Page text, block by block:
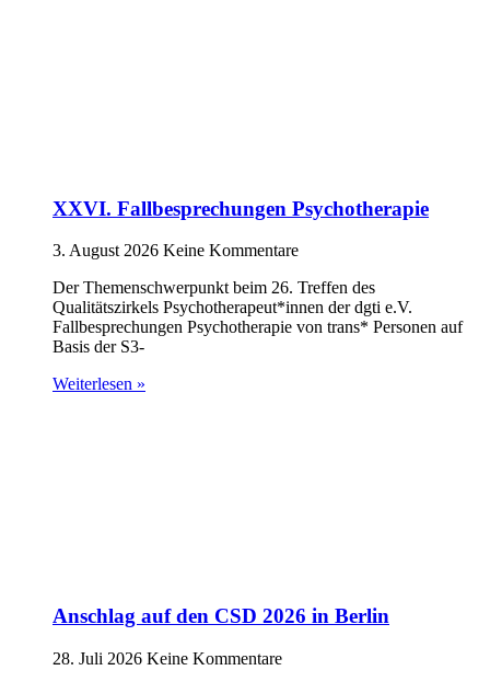
XXVI. Fallbesprechungen Psychotherapie
3. August 2026 Keine Kommentare
Der Themenschwerpunkt beim 26. Treffen des
Qualitätszirkels Psychotherapeut*innen der dgti e.V.
Fallbesprechungen Psychotherapie von trans* Personen auf
Basis der S3-
Weiterlesen »
Anschlag auf den CSD 2026 in Berlin
28. Juli 2026 Keine Kommentare